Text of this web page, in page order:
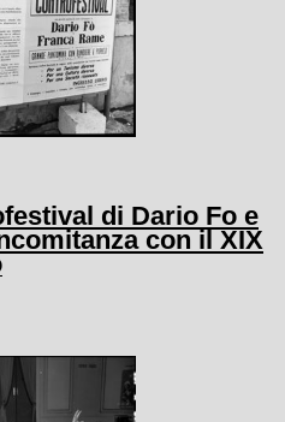
di Dario Fo e
con il XIX